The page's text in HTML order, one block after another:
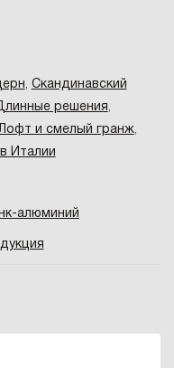
, Скандинавский
решения,
и смелый гранж,
Италии
алюминий